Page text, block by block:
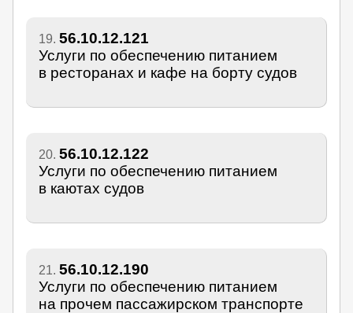
19. 56.10.12.121
Услуги по обеспечению питанием
в ресторанах и кафе на борту судов
20. 56.10.12.122
Услуги по обеспечению питанием
в каютах судов
21. 56.10.12.190
Услуги по обеспечению питанием
на прочем пассажирском транспорте